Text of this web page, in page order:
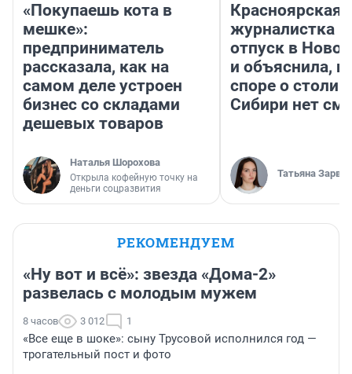
«Покупаешь кота в
мешке»:
предприниматель
рассказала, как на
самом деле устроен
бизнес со складами
дешевых товаров
Наталья Шорохова
Открыла кофейную точку на
деньги соцразвития
Красноярская
журналистка
отпуск в
и объяснила,
споре о
Сибири нет
Татьяна Зарва
РЕКОМЕНДУЕМ
«Ну вот и всё»: звезда «Дома-2»
развелась с молодым мужем
8 часов 3 012 1
«Все еще в шоке»: сыну Трусовой исполнился год —
трогательный пост и фото